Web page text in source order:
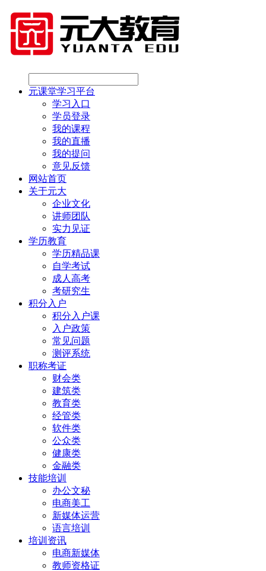
元课堂学习平台
学习入口
学员登录
我的课程
我的直播
我的提问
意见反馈
网站首页
关于元大
企业文化
讲师团队
实力见证
学历教育
学历精品课
自学考试
成人高考
考研究生
积分入户
积分入户课
入户政策
常见问题
测评系统
职称考证
财会类
建筑类
教育类
经管类
软件类
公众类
健康类
金融类
技能培训
办公文秘
电商美工
新媒体运营
语言培训
培训资讯
电商新媒体
教师资格证